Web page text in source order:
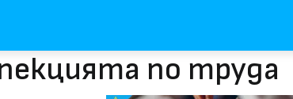
по труда